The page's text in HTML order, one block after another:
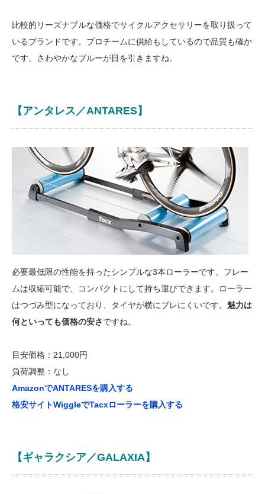
比較的リーズナブルな価格でサイクルアクセサリーを取り扱って
いるブランドです。プロチームに供給もしているので品質も確か
です。さわやかなブルーが目を引きますね。
【アンタレス／ANTARES】
必要最低限の性能を持ったシンプルな3本ローラーです。フレー
ムは収縮可能で、コンパクトにして持ち運びできます。ローラー
はつづみ型になっており、タイヤが横にブレにくいです。 魅力は
何といっても価格の安さですね。
目安価格：21,000円
負荷調整：なし
AmazonでANTARESを購入する
格安サイトWiggleでTacxローラーを購入する
【ギャラクシア／GALAXIA】